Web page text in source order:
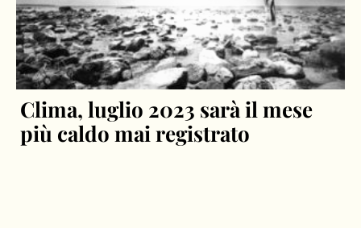
Clima, luglio 2023 sarà il mese
più caldo mai registrato